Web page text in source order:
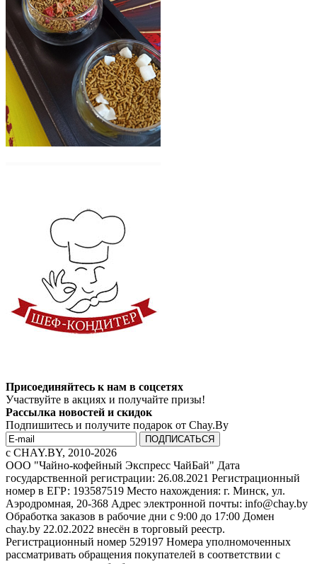
Присоединяйтесь к нам в соцсетях
Участвуйте в акциях и получайте призы!
Рассылка новостей и скидок
Подпишитесь и получите подарок от Chay.By
c CHAY.BY, 2010-2026
ООО "Чайно-кофейный Экспресс ЧайБай" Дата
государственной регистрации: 26.08.2021 Регистрационный
номер в ЕГР: 193587519 Место нахождения: г. Минск, ул.
Аэродромная, 20-368 Адрес электронной почты: info@chay.by
Обработка заказов в рабочие дни с 9:00 до 17:00 Домен
chay.by 22.02.2022 внесён в торговый реестр.
Регистрационный номер 529197 Номера уполномоченных
рассматривать обращения покупателей в соответствии с